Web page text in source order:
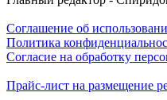
Соглашение об
Политика
Согласие на обработку
Прайс-лист на размещение